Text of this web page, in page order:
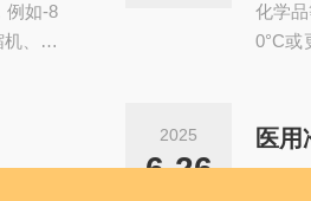
例如-8
、冷
冻储
化学
0°C或
存空
q无
放射
2025
6-26
医
医用